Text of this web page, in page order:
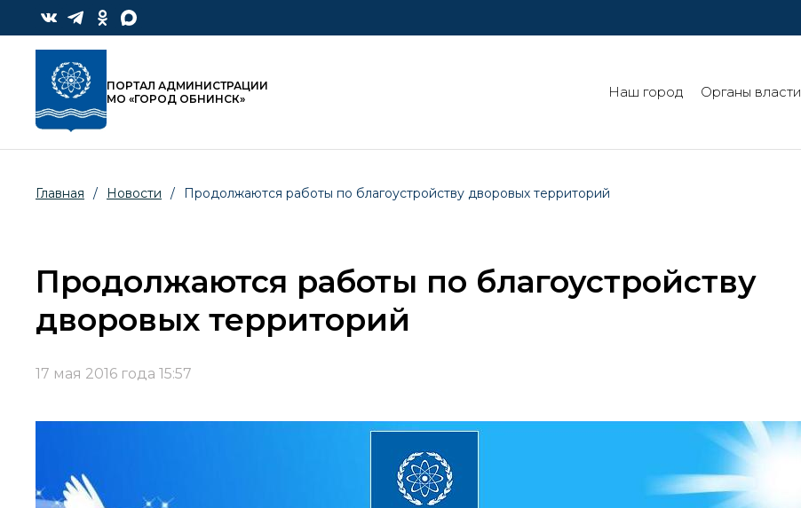
ПОРТАЛ АДМИНИСТРАЦИИ
МО «ГОРОД ОБНИНСК»
Наш город Органы власти
Главная / Новости / Продолжаются работы по благоустройству дворовых территорий
Продолжаются работы по благоустройству
дворовых территорий
17 мая 2016 года 15:57